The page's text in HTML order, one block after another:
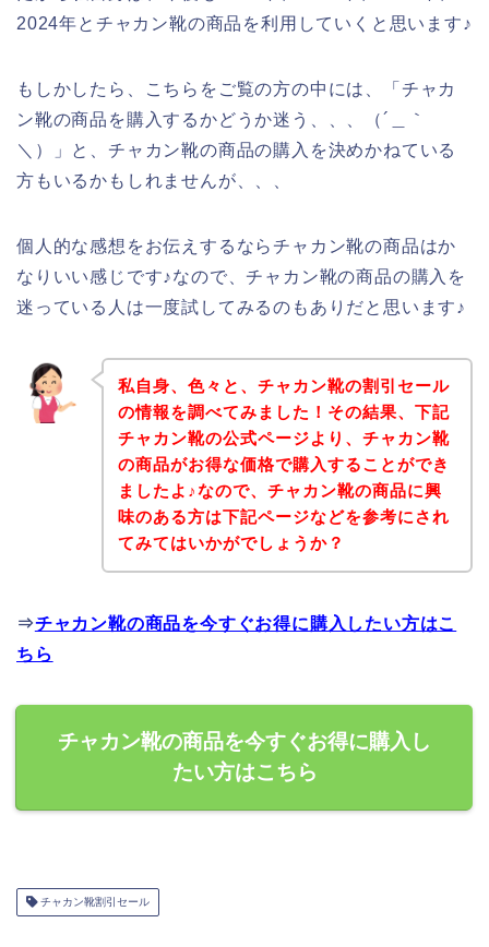
2024年とチャカン靴の商品を利用していくと思います♪
もしかしたら、こちらをご覧の方の中には、「チャカ
ン靴の商品を購入するかどうか迷う、、、（´＿｀
＼）」と、チャカン靴の商品の購入を決めかねている
方もいるかもしれませんが、、、
個人的な感想をお伝えするならチャカン靴の商品はか
なりいい感じです♪なので、チャカン靴の商品の購入を
迷っている人は一度試してみるのもありだと思います♪
私自身、色々と、チャカン靴の割引セール
の情報を調べてみました！その結果、下記
チャカン靴の公式ページより、チャカン靴
の商品がお得な価格で購入することができ
ましたよ♪なので、チャカン靴の商品に興
味のある方は下記ページなどを参考にされ
てみてはいかがでしょうか？
⇒チャカン靴の商品を今すぐお得に購入したい方はこ
ちら
チャカン靴の商品を今すぐお得に購入し
たい方はこちら
チャカン靴割引セール